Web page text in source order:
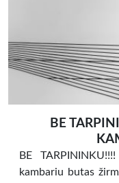
BE
BE
kambariu butas